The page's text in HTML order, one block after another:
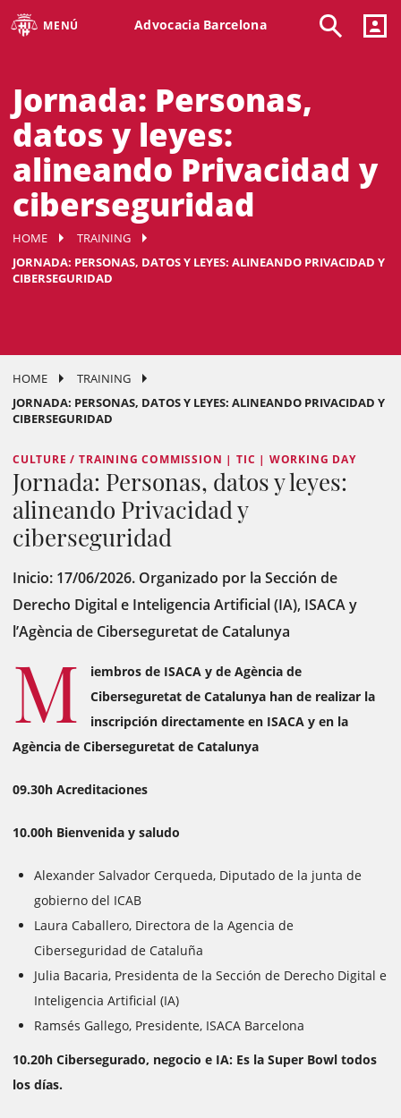
MENÚ Advocacia Barcelona
Jornada: Personas,
datos y leyes:
alineando Privacidad y
ciberseguridad
HOME
TRAINING
JORNADA: PERSONAS, DATOS Y LEYES: ALINEANDO PRIVACIDAD Y
CIBERSEGURIDAD
HOME
TRAINING
JORNADA: PERSONAS, DATOS Y LEYES: ALINEANDO PRIVACIDAD Y
CIBERSEGURIDAD
CULTURE / TRAINING COMMISSION | TIC | WORKING DAY
Jornada: Personas, datos y leyes:
alineando Privacidad y
ciberseguridad
Inicio: 17/06/2026. Organizado por la Sección de
Derecho Digital e Inteligencia Artificial (IA), ISACA y
l’Agència de Ciberseguretat de Catalunya
M
iembros de ISACA y de Agència de
Ciberseguretat de Catalunya han de realizar la
inscripción directamente en ISACA y en la
Agència de Ciberseguretat de Catalunya
09.30h Acreditaciones
10.00h Bienvenida y saludo
Alexander Salvador Cerqueda, Diputado de la junta de
gobierno del ICAB
Laura Caballero, Directora de la Agencia de
Ciberseguridad de Cataluña
Julia Bacaria, Presidenta de la Sección de Derecho Digital e
Inteligencia Artificial (IA)
Ramsés Gallego, Presidente, ISACA Barcelona
10.20h Cibersegurado, negocio e IA: Es la Super Bowl todos
los días.